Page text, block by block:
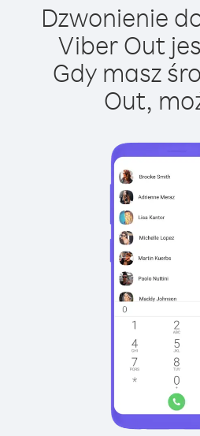
Dzwonienie
Viber Out
Gdy masz
Out,